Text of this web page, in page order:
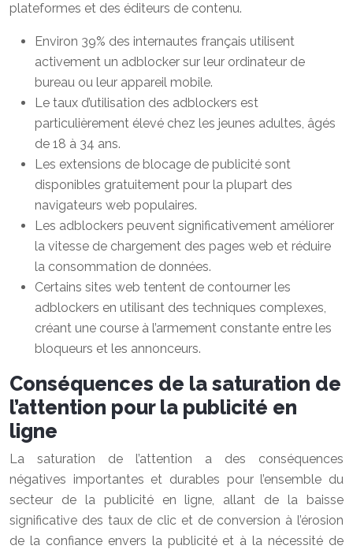
plateformes et des éditeurs de contenu.
Environ 39% des internautes français utilisent
activement un adblocker sur leur ordinateur de
bureau ou leur appareil mobile.
Le taux d’utilisation des adblockers est
particulièrement élevé chez les jeunes adultes, âgés
de 18 à 34 ans.
Les extensions de blocage de publicité sont
disponibles gratuitement pour la plupart des
navigateurs web populaires.
Les adblockers peuvent significativement améliorer
la vitesse de chargement des pages web et réduire
la consommation de données.
Certains sites web tentent de contourner les
adblockers en utilisant des techniques complexes,
créant une course à l’armement constante entre les
bloqueurs et les annonceurs.
Conséquences de la saturation de
l’attention pour la publicité en
ligne
La saturation de l’attention a des conséquences
négatives importantes et durables pour l’ensemble du
secteur de la publicité en ligne, allant de la baisse
significative des taux de clic et de conversion à l’érosion
de la confiance envers la publicité et à la nécessité de